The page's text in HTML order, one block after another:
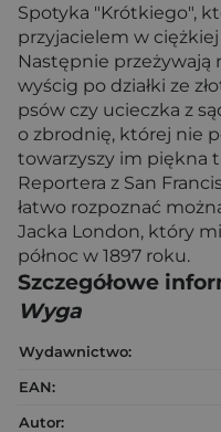
Spotyka "Krótkiego",
przyjacielem w
Następnie przeżywają
wyścig po działki ze
psów czy ucieczka z
o zbrodnię, której nie
towarzyszy im piękna
Reportera z San
łatwo rozpoznać
Jacka London, który
północ w 1897 roku.
Szczegółowe
Wyga
Wydawnictwo:
EAN:
Autor: